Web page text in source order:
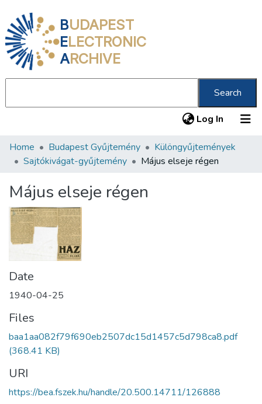
BUDAPEST
ELECTRONIC
ARCHIVE
Search
Log In (current)
Communities & Collections
Statistics
About us
Home Budapest Gyűjtemény
Különgyűjtemények
Sajtókivágat-gyűjtemény
Május elseje régen
Május elseje régen
Date
1940-04-25
Files
baa1aa082f79f690eb2507dc15d1457c5d798ca8.pdf
(368.41 KB)
URI
https://bea.fszek.hu/handle/20.500.14711/126888